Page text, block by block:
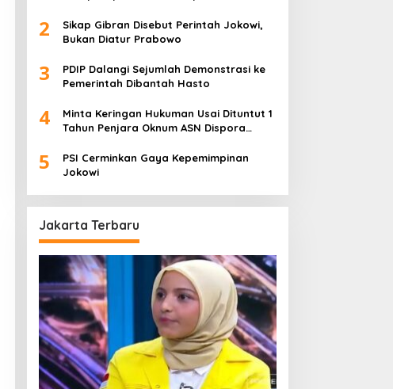
Bersalah
2
Sikap Gibran Disebut Perintah Jokowi,
Bukan Diatur Prabowo
3
PDIP Dalangi Sejumlah Demonstrasi ke
Pemerintah Dibantah Hasto
4
Minta Keringan Hukuman Usai Dituntut 1
Tahun Penjara Oknum ASN Dispora
5
PSI Cerminkan Gaya Kepemimpinan
Jokowi
Jakarta Terbaru